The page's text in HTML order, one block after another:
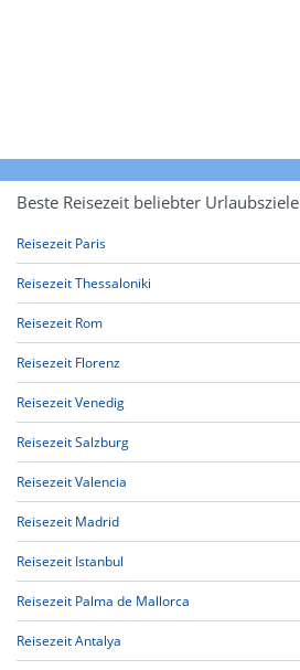
Beste Reisezeit beliebter Urlaubsziele
Reisezeit Paris
Reisezeit Thessaloniki
Reisezeit Rom
Reisezeit Florenz
Reisezeit Venedig
Reisezeit Salzburg
Reisezeit Valencia
Reisezeit Madrid
Reisezeit Istanbul
Reisezeit Palma de Mallorca
Reisezeit Antalya